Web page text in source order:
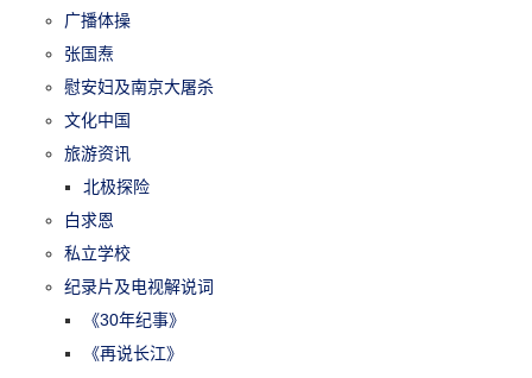
广播体操
张国焘
慰安妇及南京大屠杀
文化中国
旅游资讯
北极探险
白求恩
私立学校
纪录片及电视解说词
《30年纪事》
《再说长江》